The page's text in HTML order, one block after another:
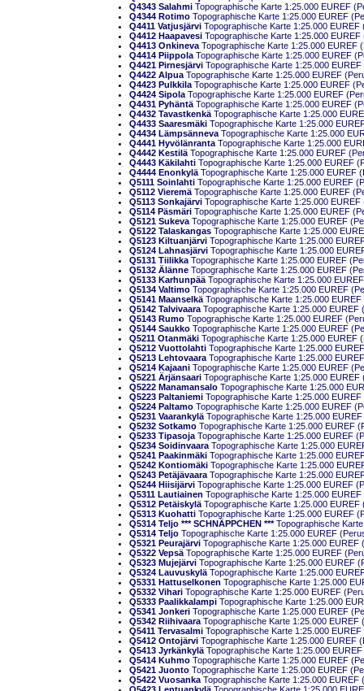
Q4343 SalahmiTopographische Karte 1:25.000 EUREF
Q4344 RotimoTopographische Karte 1:25.000 EUREF
Q4411 VatjusjärviTopographische Karte 1:25.000
Q4412 HaapavesiTopographische Karte 1:25.000
Q4413 OnkinevaTopographische Karte 1:25.000 EUREF
Q4414 PiippolaTopographische Karte 1:25.000 EUREF
Q4421 PirnesjärviTopographische Karte 1:25.000
Q4422 AlpuaTopographische Karte 1:25.000 EUREF
Q4423 PulkkilaTopographische Karte 1:25.000 EUREF
Q4424 SipolaTopographische Karte 1:25.000 EUREF
Q4431 PyhäntäTopographische Karte 1:25.000 EUREF
Q4432 TavastkenkäTopographische Karte 1:25.000
Q4433 SaaresmäkiTopographische Karte 1:25.000
Q4434 LämpsännevaTopographische Karte 1:25.000
Q4441 HyvölänrantaTopographische Karte 1:25.000
Q4442 KestiläTopographische Karte 1:25.000 EUREF
Q4443 KäkilahtiTopographische Karte 1:25.000 EUREF
Q4444 EnonkyläTopographische Karte 1:25.000 EUREF
Q5111 SoinlahtiTopographische Karte 1:25.000 EUREF
Q5112 VieremäTopographische Karte 1:25.000 EUREF
Q5113 SonkajärviTopographische Karte 1:25.000
Q5114 PäsmäriTopographische Karte 1:25.000 EUREF
Q5121 SukevaTopographische Karte 1:25.000 EUREF
Q5122 TalaskangasTopographische Karte 1:25.000
Q5123 KiltuanjärviTopographische Karte 1:25.000
Q5124 LahnasjärviTopographische Karte 1:25.000
Q5131 TiilikkaTopographische Karte 1:25.000 EUREF
Q5132 ÄlänneTopographische Karte 1:25.000 EUREF
Q5133 KarhunpääTopographische Karte 1:25.000
Q5134 ValtimoTopographische Karte 1:25.000 EUREF
Q5141 MaanselkäTopographische Karte 1:25.000
Q5142 TalvivaaraTopographische Karte 1:25.000 EUREF
Q5143 RumoTopographische Karte 1:25.000 EUREF
Q5144 SaukkoTopographische Karte 1:25.000 EUREF
Q5211 OtanmäkiTopographische Karte 1:25.000 EUREF
Q5212 VuottolahtiTopographische Karte 1:25.000
Q5213 LehtovaaraTopographische Karte 1:25.000
Q5214 KajaaniTopographische Karte 1:25.000 EUREF
Q5221 ÄrjänsaariTopographische Karte 1:25.000
Q5222 ManamansaloTopographische Karte 1:25.000
Q5223 PaltaniemiTopographische Karte 1:25.000
Q5224 PaltamoTopographische Karte 1:25.000 EUREF
Q5231 VaarankyläTopographische Karte 1:25.000
Q5232 SotkamoTopographische Karte 1:25.000 EUREF
Q5233 TipasojaTopographische Karte 1:25.000 EUREF
Q5234 SoidinvaaraTopographische Karte 1:25.000
Q5241 PaakinmäkiTopographische Karte 1:25.000
Q5242 KontiomäkiTopographische Karte 1:25.000
Q5243 PetäjävaaraTopographische Karte 1:25.000
Q5244 HiisijärviTopographische Karte 1:25.000 EUREF
Q5311 Lautiainen Topographische Karte 1:25.000
Q5312 PetäiskyläTopographische Karte 1:25.000
Q5313 KuohattiTopographische Karte 1:25.000 EUREF
Q5314 Teljo *** SCHNÄPPCHEN ***Topographische
Q5314 TeljoTopographische Karte 1:25.000 EUREF
Q5321 PeurajärviTopographische Karte 1:25.000 EUREF
Q5322 VepsäTopographische Karte 1:25.000 EUREF
Q5323 MujejärviTopographische Karte 1:25.000 EUREF
Q5324 LauvuskyläTopographische Karte 1:25.000
Q5331 Hattuselkonen Topographische Karte 1:25.000
Q5332 VihariTopographische Karte 1:25.000 EUREF
Q5333 PaalikkalampiTopographische Karte 1:25.000
Q5341 JonkeriTopographische Karte 1:25.000 EUREF
Q5342 RiihivaaraTopographische Karte 1:25.000 EUREF
Q5411 TervasalmiTopographische Karte 1:25.000
Q5412 OntojärviTopographische Karte 1:25.000 EUREF
Q5413 JyrkänkyläTopographische Karte 1:25.000
Q5414 KuhmoTopographische Karte 1:25.000 EUREF
Q5421 JuontoTopographische Karte 1:25.000 EUREF
Q5422 VuosankaTopographische Karte 1:25.000 EUREF